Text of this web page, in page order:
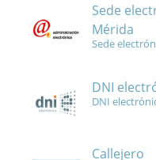
Sede
Mérida
Sede
DNI
DNI
Callejero